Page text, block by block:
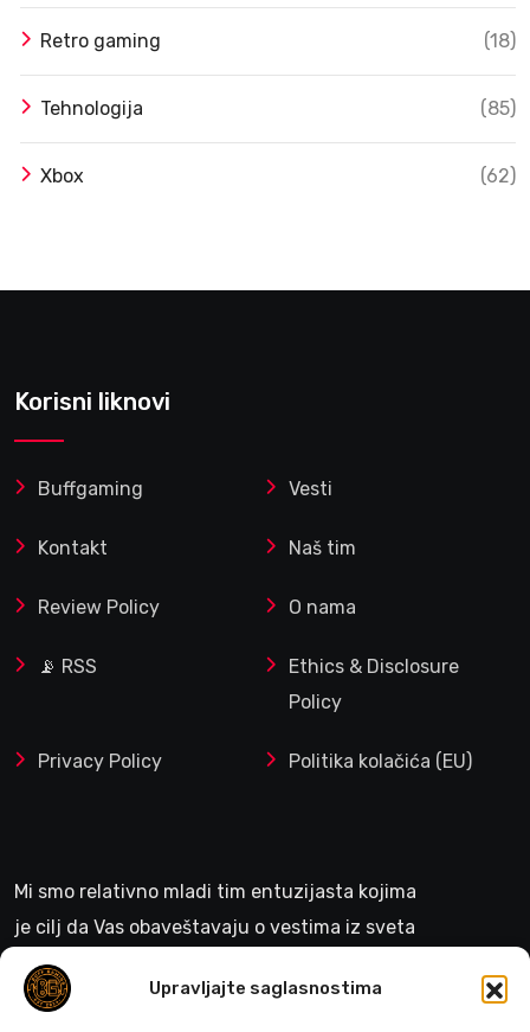
Upravljajte saglasnostima
Retro gaming (18)
Tehnologija (85)
Xbox (62)
Korisni liknovi
Buffgaming Vesti
Kontakt Naš tim
Review Policy O nama
📡 RSS
Ethics & Disclosure
Policy
Privacy Policy Politika kolačića (EU)
Mi smo relativno mladi tim entuzijasta kojima
je cilj da Vas obaveštavaju o vestima iz sveta
gejminga